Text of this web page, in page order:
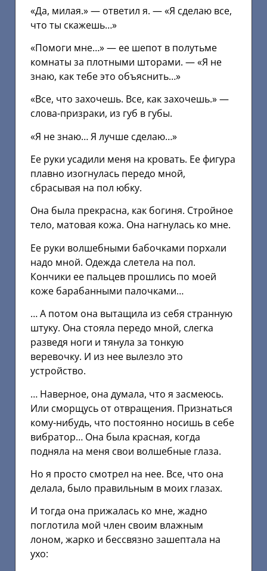
«Да, милая.» — ответил я. — «Я сделаю все,
что ты скажешь…»
«Помоги мне…» — ее шепот в полутьме
комнаты за плотными шторами. — «Я не
знаю, как тебе это объяснить…»
«Все, что захочешь. Все, как захочешь.» —
слова-призраки, из губ в губы.
«Я не знаю… Я лучше сделаю…»
Ее руки усадили меня на кровать. Ее фигура
плавно изогнулась передо мной,
сбрасывая на пол юбку.
Она была прекрасна, как богиня. Стройное
тело, матовая кожа. Она нагнулась ко мне.
Ее руки волшебными бабочками порхали
надо мной. Одежда слетела на пол.
Кончики ее пальцев прошлись по моей
коже барабанными палочками…
… А потом она вытащила из себя странную
штуку. Она стояла передо мной, слегка
разведя ноги и тянула за тонкую
веревочку. И из нее вылезло это
устройство.
… Наверное, она думала, что я засмеюсь.
Или сморщусь от отвращения. Признаться
кому-нибудь, что постоянно носишь в себе
вибратор… Она была красная, когда
подняла на меня свои волшебные глаза.
Но я просто смотрел на нее. Все, что она
делала, было правильным в моих глазах.
И тогда она прижалась ко мне, жадно
поглотила мой член своим влажным
лоном, жарко и бессвязно зашептала на
ухо: